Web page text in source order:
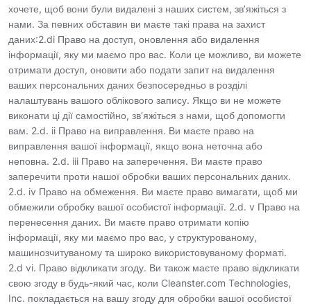
хочете, щоб вони були видалені з наших систем, зв’яжіться з
нами. За певних обставин ви маєте такі права на захист
даних:2.di Право на доступ, оновлення або видалення
інформації, яку ми маємо про вас. Коли це можливо, ви можете
отримати доступ, оновити або подати запит на видалення
ваших персональних даних безпосередньо в розділі
налаштувань вашого облікового запису. Якщо ви не можете
виконати ці дії самостійно, зв’яжіться з нами, щоб допомогти
вам. 2.d. ii Право на виправлення. Ви маєте право на
виправлення вашої інформації, якщо вона неточна або
неповна. 2.d. iii Право на заперечення. Ви маєте право
заперечити проти нашої обробки ваших персональних даних.
2.d. iv Право на обмеження. Ви маєте право вимагати, щоб ми
обмежили обробку вашої особистої інформації. 2.d. v Право на
перенесення даних. Ви маєте право отримати копію
інформації, яку ми маємо про вас, у структурованому,
машинозчитуваному та широко використовуваному форматі.
2.d vi. Право відкликати згоду. Ви також маєте право відкликати
свою згоду в будь-який час, коли Cleanster.com Technologies,
Inc. покладається на вашу згоду для обробки вашої особистої